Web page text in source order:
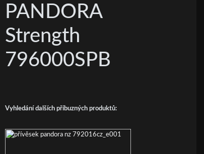
PANDORA
Strength
796000SPB
Vyhledání dalších příbuzných produktů: